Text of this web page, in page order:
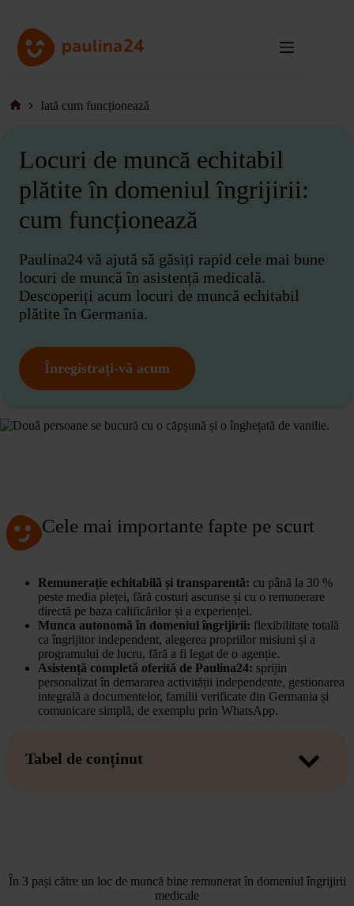
conținut
Iată cum funcționează
Locuri de muncă echitabil
plătite în domeniul îngrijirii:
cum funcționează
Paulina24 vă ajută să găsiți rapid cele mai bune
locuri de muncă în asistență medicală.
Descoperiți acum locuri de muncă echitabil
plătite în Germania.
Înregistrați-vă acum
Cele mai importante fapte pe scurt
Remunerație echitabilă și transparentă: cu până la 30 %
peste media pieței, fără costuri ascunse și cu o remunerare
directă pe baza calificărilor și a experienței.
Munca autonomă în domeniul îngrijirii: flexibilitate totală
ca îngrijitor independent, alegerea propriilor misiuni și a
programului de lucru, fără a fi legat de o agenție.
Asistență completă oferită de Paulina24: sprijin
personalizat în demararea activității independente, gestionarea
integrală a documentelor, familii verificate din Germania și
comunicare simplă, de exemplu prin WhatsApp.
Tabel de conținut
În 3 pași către un loc de muncă bine remunerat în domeniul îngrijirii
medicale